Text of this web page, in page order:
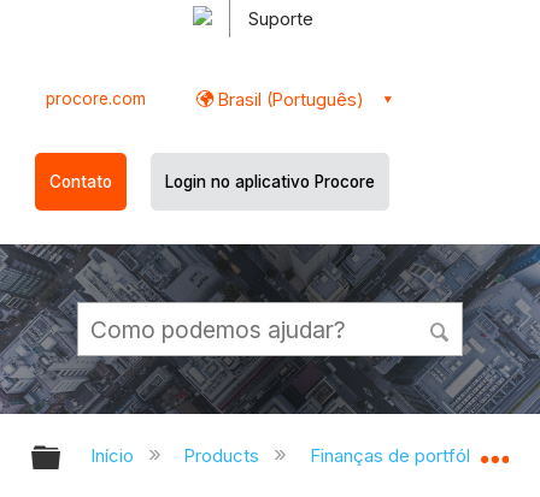
Suporte
procore.com Brasil (Português)
Contato Login no aplicativo Procore
Expandir/recolher hierarquia
Início Products Finanças de portfólio e